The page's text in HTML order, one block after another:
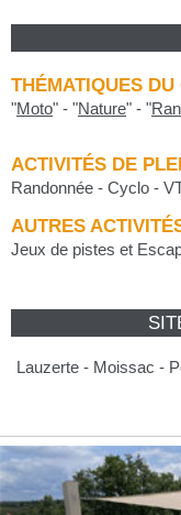
THÉMATIQUES DU
"Moto" - "Nature" - "
ACTIVITÉS DE
Randonnée - Cyclo -
AUTRES
Jeux de pistes et
Lauzerte - Moissac -